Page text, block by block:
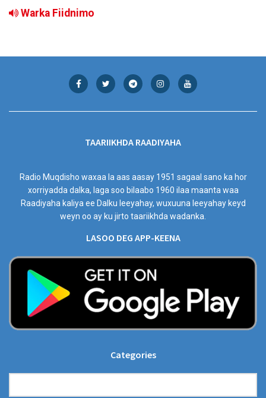
Warka Fiidnimo
TAARIIKHDA RAADIYAHA
Radio Muqdisho waxaa la aas aasay 1951 sagaal sano ka hor
xorriyadda dalka, laga soo bilaabo 1960 ilaa maanta waa
Raadiyaha kaliya ee Dalku leeyahay, wuxuuna leeyahay keyd
weyn oo ay ku jirto taariikhda wadanka.
LASOO DEG APP-KEENA
Categories